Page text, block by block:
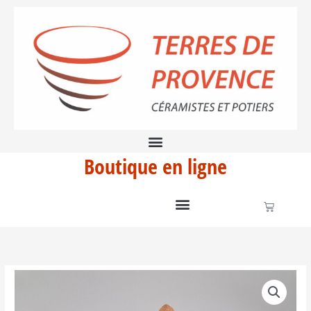
contenu
Boutique en ligne
Panier